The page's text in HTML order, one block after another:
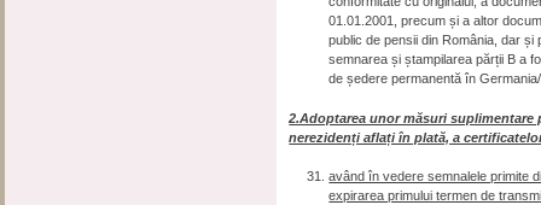
01.01.2001, precum și a altor
public de pensii din România, dar
semnarea și ștampilarea părții B a
de ședere permanentă în
2.Adoptarea unor măsuri
nerezidenți aflați în plată, a
având în vedere semnalele primite
expirarea primului termen de